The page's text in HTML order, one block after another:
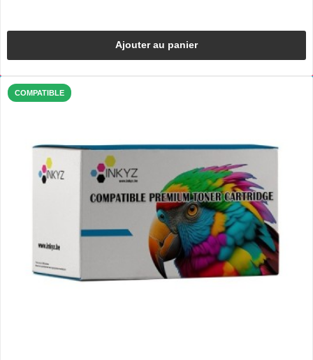
Ajouter au panier
COMPATIBLE